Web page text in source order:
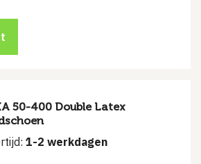
50-400 Double Latex
1-2 werkdagen